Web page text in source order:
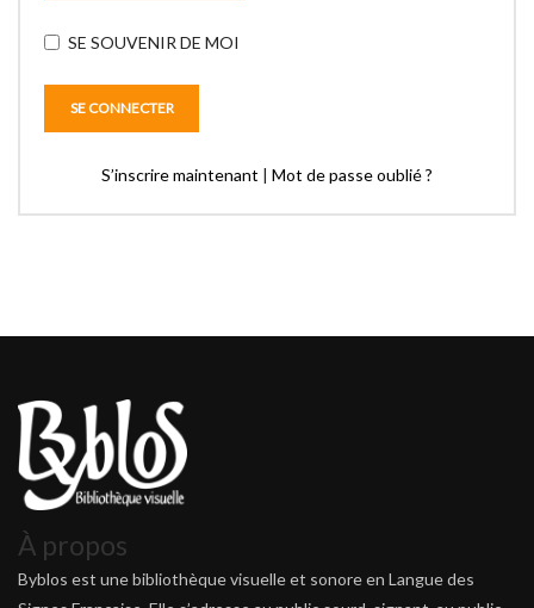
SE SOUVENIR DE MOI
S’inscrire maintenant | Mot de passe oublié ?
À propos
Byblos est une bibliothèque visuelle et sonore en Langue des